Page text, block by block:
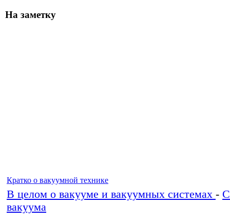
На заметку
Кратко о вакуумной технике
В целом о вакууме и вакуумных системах -
вакуума